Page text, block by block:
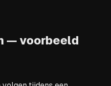
— voorbeeld